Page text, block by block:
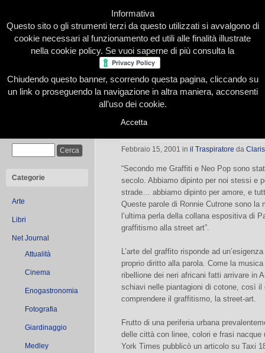
Home Presentazione Redazione Le nostre firme
Categorie
Arte
Libri
Net Journal
Attualità
Cinema
Enogastronomia
Fotografia
Giardinaggio
Medley
Pittura dura. Dal Graffitismo alla
Febbraio 15, 2001 in il Traspiratore da Claris
“Secondo me Graffiti e Neo Pop sono
secolo. Abbiamo dipinto per noi stessi e
strade… abbiamo dipinto per amore, e
Queste parole di Ronnie Cutrone sono la
l’ultima perla della collana espositiva di
graffitismo alla street art”.
L’arte del graffito risponde ad
proprio diritto alla parola. Come la
ribellione dei neri africani fatti arrivare in
schiavi nelle piantagioni di cotone, così
comprendere il graffitismo, la street-art.
Frutto di una periferia urbana
delle città con linee, colori e frasi
York Times pubblicò un articolo su Taxi
Informativa
Questo sito o gli strumenti terzi da questo utilizzati si avvalgono di
cookie necessari al funzionamento ed utili alle finalità illustrate
nella cookie policy. Se vuoi saperne di più consulta la
Chiudendo questo banner, scorrendo questa pagina, cliccando su
un link o proseguendo la navigazione in altra maniera, acconsenti
all’uso dei cookie.
Accetta